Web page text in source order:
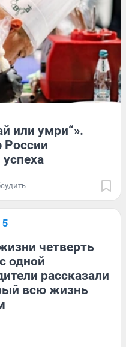
или умри“».
четверть
одной
рассказали
всю жизнь